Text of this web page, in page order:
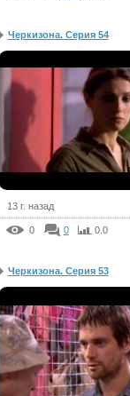
Черкизона. Серия 54
13 г. назад
0 0 0.0
Черкизона. Серия 53